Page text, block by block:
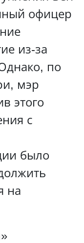
офицер
из-за
по
мэр
этого
с
было
на